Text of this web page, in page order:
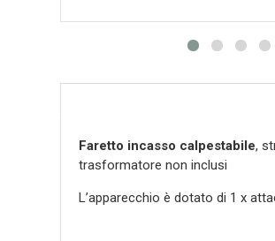
Faretto incasso calpestabile,
trasformatore non inclusi
L’apparecchio è dotato di 1 x